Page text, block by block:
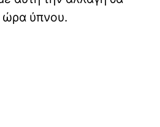
ώρα ύπνου.